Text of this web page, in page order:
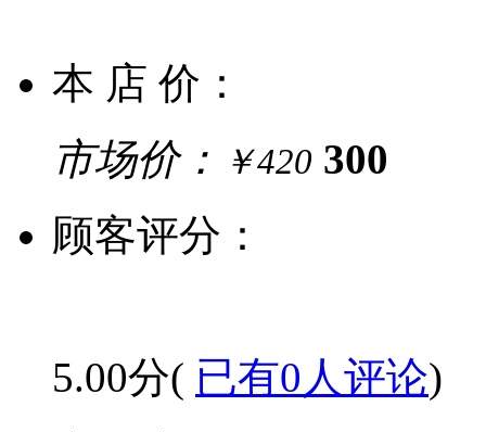
本 店 价：
市场价：
￥420 300
顾客评分：
5.00分( 已有0人评论)